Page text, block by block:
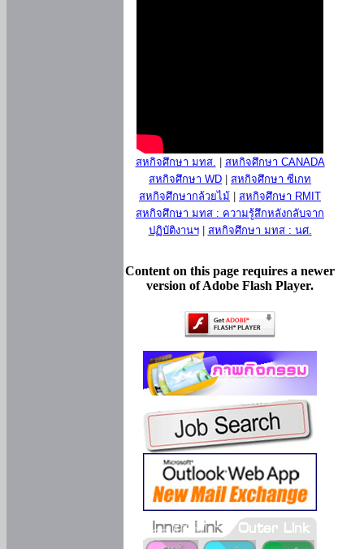
สหกิจศึกษา มทส.
สหกิจศึกษา CANADA
สหกิจศึกษา WD
สหกิจศึกษา ซีเกท
สหกิจศึกษากล้วยไม้
สหกิจศึกษา RMIT
สหกิจศึกษา มทส : ความรู้สึกหลังกลับจาก
ปฏิบัติงานฯ| สหกิจศึกษา มทส : นศ.
Content on this page requires a newer
version of Adobe Flash Player.